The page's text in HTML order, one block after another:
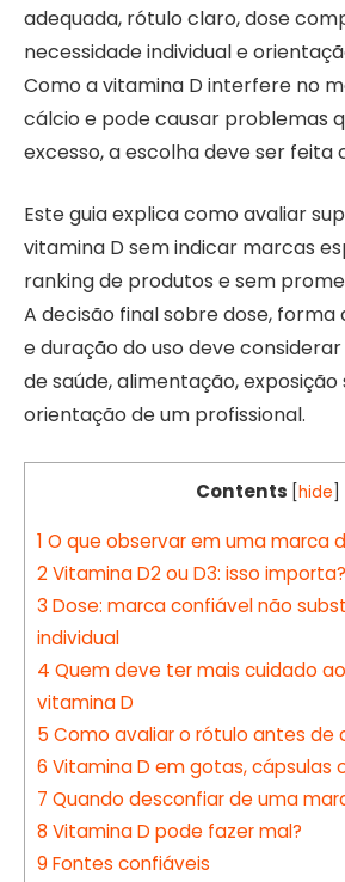
adequada, rótulo claro, dose
necessidade individual e
Como a vitamina D interfere no
cálcio e pode causar problemas
excesso, a escolha deve ser feita
Este guia explica como avaliar
vitamina D sem indicar marcas
ranking de produtos e sem
A decisão final sobre dose,
e duração do uso deve
de saúde, alimentação, exposição
orientação de um profissional.
Contents [hide]
1 O que observar em uma marca
2Vitamina D2 ou D3: isso importa?
3 Dose: marca confiável não
individual
4 Quem deve ter mais cuidado
vitamina D
5 Como avaliar o rótulo antes de
6 Vitamina D em gotas, cápsulas
7 Quando desconfiar de uma
8 Vitamina D pode fazer mal?
9 Fontes confiáveis